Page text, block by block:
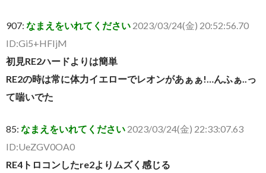
907: なまえをいれてください 2023/03/24(金) 20:52:56.70
ID:Gi5+HFIjM
初見RE2ハードよりは簡単
RE2の時は常に体力イエローでレオンがあぁぁ!…んふぁ..っ
て喘いでた
85: なまえをいれてください 2023/03/24(金) 22:33:07.63
ID:UeZGV0OA0
RE4トロコンしたre2よりムズく感じる